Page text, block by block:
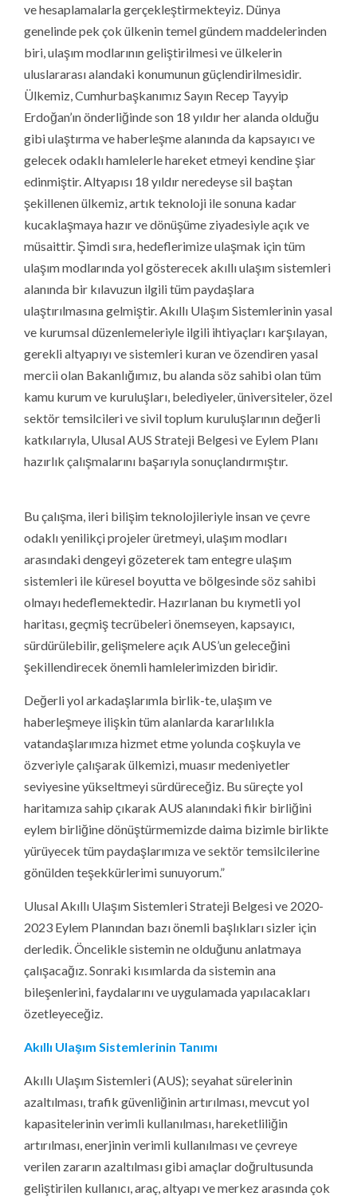
ve hesaplamalarla gerçekleştirmekteyiz. Dünya
genelinde pek çok ülkenin temel gündem maddelerinden
biri, ulaşım modlarının geliştirilmesi ve ülkelerin
uluslararası alandaki konumunun güçlendirilmesidir.
Ülkemiz, Cumhurbaşkanımız Sayın Recep Tayyip
Erdoğan’ın önderliğinde son 18 yıldır her alanda olduğu
gibi ulaştırma ve haberleşme alanında da kapsayıcı ve
gelecek odaklı hamlelerle hareket etmeyi kendine şiar
edinmiştir. Altyapısı 18 yıldır neredeyse sil baştan
şekillenen ülkemiz, artık teknoloji ile sonuna kadar
kucaklaşmaya hazır ve dönüşüme ziyadesiyle açık ve
müsaittir. Şimdi sıra, hedeflerimize ulaşmak için tüm
ulaşım modlarında yol gösterecek akıllı ulaşım sistemleri
alanında bir kılavuzun ilgili tüm paydaşlara
ulaştırılmasına gelmiştir. Akıllı Ulaşım Sistemlerinin yasal
ve kurumsal düzenlemeleriyle ilgili ihtiyaçları karşılayan,
gerekli altyapıyı ve sistemleri kuran ve özendiren yasal
mercii olan Bakanlığımız, bu alanda söz sahibi olan tüm
kamu kurum ve kuruluşları, belediyeler, üniversiteler, özel
sektör temsilcileri ve sivil toplum kuruluşlarının değerli
katkılarıyla, Ulusal AUS Strateji Belgesi ve Eylem Planı
hazırlık çalışmalarını başarıyla sonuçlandırmıştır.
Bu çalışma, ileri bilişim teknolojileriyle insan ve çevre
odaklı yenilikçi projeler üretmeyi, ulaşım modları
arasındaki dengeyi gözeterek tam entegre ulaşım
sistemleri ile küresel boyutta ve bölgesinde söz sahibi
olmayı hedeflemektedir. Hazırlanan bu kıymetli yol
haritası, geçmiş tecrübeleri önemseyen, kapsayıcı,
sürdürülebilir, gelişmelere açık AUS’un geleceğini
şekillendirecek önemli hamlelerimizden biridir.
Değerli yol arkadaşlarımla birlik-te, ulaşım ve
haberleşmeye ilişkin tüm alanlarda kararlılıkla
vatandaşlarımıza hizmet etme yolunda coşkuyla ve
özveriyle çalışarak ülkemizi, muasır medeniyetler
seviyesine yükseltmeyi sürdüreceğiz. Bu süreçte yol
haritamıza sahip çıkarak AUS alanındaki fikir birliğini
eylem birliğine dönüştürmemizde daima bizimle birlikte
yürüyecek tüm paydaşlarımıza ve sektör temsilcilerine
gönülden teşekkürlerimi sunuyorum.”
Ulusal Akıllı Ulaşım Sistemleri Strateji Belgesi ve 2020-
2023 Eylem Planından bazı önemli başlıkları sizler için
derledik. Öncelikle sistemin ne olduğunu anlatmaya
çalışacağız. Sonraki kısımlarda da sistemin ana
bileşenlerini, faydalarını ve uygulamada yapılacakları
özetleyeceğiz.
Akıllı Ulaşım Sistemlerinin Tanımı
Akıllı Ulaşım Sistemleri (AUS); seyahat sürelerinin
azaltılması, trafik güvenliğinin artırılması, mevcut yol
kapasitelerinin verimli kullanılması, hareketliliğin
artırılması, enerjinin verimli kullanılması ve çevreye
verilen zararın azaltılması gibi amaçlar doğrultusunda
geliştirilen kullanıcı, araç, altyapı ve merkez arasında çok